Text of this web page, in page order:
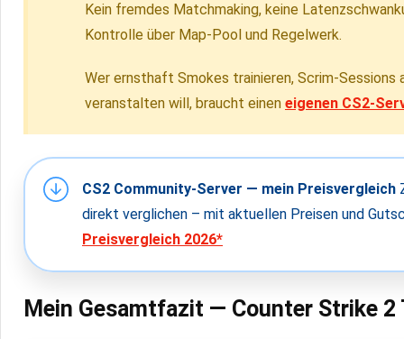
Kein fremdes Matchmaking, keine
Kontrolle über Map-Pool und Regelwerk.
Wer ernsthaft Smokes trainieren, Scrim-Sessions
veranstalten will, braucht einen eigenen CS2-
CS2 Community-Server — mein Preisvergleich
direkt verglichen – mit aktuellen Preisen und
Preisvergleich 2026*
Mein Gesamtfazit — Counter Strike 2